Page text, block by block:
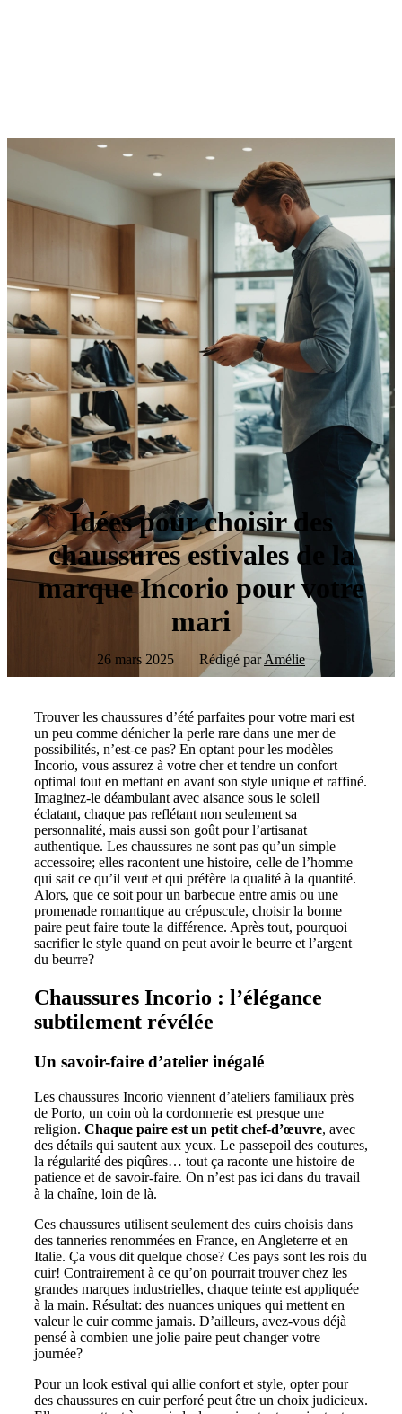
Idées pour choisir des
chaussures estivales de la
marque Incorio pour votre
mari
26 mars 2025 Rédigé parAmélie
Trouver les chaussures d’été parfaites pour votre mari est
un peu comme dénicher la perle rare dans une mer de
possibilités, n’est-ce pas? En optant pour les modèles
Incorio, vous assurez à votre cher et tendre un confort
optimal tout en mettant en avant son style unique et raffiné.
Imaginez-le déambulant avec aisance sous le soleil
éclatant, chaque pas reflétant non seulement sa
personnalité, mais aussi son goût pour l’artisanat
authentique. Les chaussures ne sont pas qu’un simple
accessoire; elles racontent une histoire, celle de l’homme
qui sait ce qu’il veut et qui préfère la qualité à la quantité.
Alors, que ce soit pour un barbecue entre amis ou une
promenade romantique au crépuscule, choisir la bonne
paire peut faire toute la différence. Après tout, pourquoi
sacrifier le style quand on peut avoir le beurre et l’argent
du beurre?
Chaussures Incorio : l’élégance
subtilement révélée
Un savoir-faire d’atelier inégalé
Les chaussures Incorio viennent d’ateliers familiaux près
de Porto, un coin où la cordonnerie est presque une
religion. Chaque paire est un petit chef-d’œuvre, avec
des détails qui sautent aux yeux. Le passepoil des coutures,
la régularité des piqûres… tout ça raconte une histoire de
patience et de savoir-faire. On n’est pas ici dans du travail
à la chaîne, loin de là.
Ces chaussures utilisent seulement des cuirs choisis dans
des tanneries renommées en France, en Angleterre et en
Italie. Ça vous dit quelque chose? Ces pays sont les rois du
cuir! Contrairement à ce qu’on pourrait trouver chez les
grandes marques industrielles, chaque teinte est appliquée
à la main. Résultat: des nuances uniques qui mettent en
valeur le cuir comme jamais. D’ailleurs, avez-vous déjà
pensé à combien une jolie paire peut changer votre
journée?
Pour un look estival qui allie confort et style, opter pour
des chaussures en cuir perforé peut être un choix judicieux.